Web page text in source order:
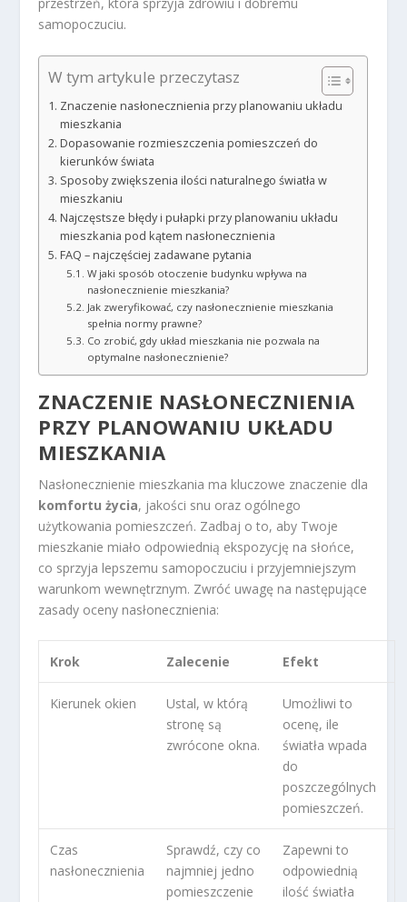
przestrzeń, która sprzyja zdrowiu i dobremu
samopoczuciu.
W tym artykule przeczytasz
Znaczenie nasłonecznienia przy planowaniu układu
mieszkania
Dopasowanie rozmieszczenia pomieszczeń do
kierunków świata
Sposoby zwiększenia ilości naturalnego światła w
mieszkaniu
Najczęstsze błędy i pułapki przy planowaniu układu
mieszkania pod kątem nasłonecznienia
FAQ – najczęściej zadawane pytania
W jaki sposób otoczenie budynku wpływa na
nasłonecznienie mieszkania?
Jak zweryfikować, czy nasłonecznienie mieszkania
spełnia normy prawne?
Co zrobić, gdy układ mieszkania nie pozwala na
optymalne nasłonecznienie?
ZNACZENIE NASŁONECZNIENIA
PRZY PLANOWANIU UKŁADU
MIESZKANIA
Nasłonecznienie mieszkania ma kluczowe znaczenie dla
komfortu życia, jakości snu oraz ogólnego
użytkowania pomieszczeń. Zadbaj o to, aby Twoje
mieszkanie miało odpowiednią ekspozycję na słońce,
co sprzyja lepszemu samopoczuciu i przyjemniejszym
warunkom wewnętrznym. Zwróć uwagę na następujące
zasady oceny nasłonecznienia:
Krok Zalecenie Efekt
Kierunek okien
Ustal, w którą
stronę są
zwrócone okna.
Umożliwi to
ocenę, ile
światła wpada
do
poszczególnych
pomieszczeń.
Czas
nasłonecznienia
Sprawdź, czy co
najmniej jedno
pomieszczenie
Zapewni to
odpowiednią
ilość światła